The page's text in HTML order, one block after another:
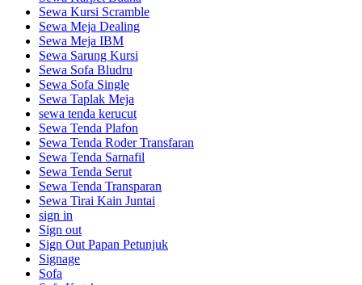
Sewa Kursi Scramble
Sewa Meja Dealing
Sewa Meja IBM
Sewa Sarung Kursi
Sewa Sofa Bludru
Sewa Sofa Single
Sewa Taplak Meja
sewa tenda kerucut
Sewa Tenda Plafon
Sewa Tenda Roder Transfaran
Sewa Tenda Sarnafil
Sewa Tenda Serut
Sewa Tenda Transparan
Sewa Tirai Kain Juntai
sign in
Sign out
Sign Out Papan Petunjuk
Signage
Sofa